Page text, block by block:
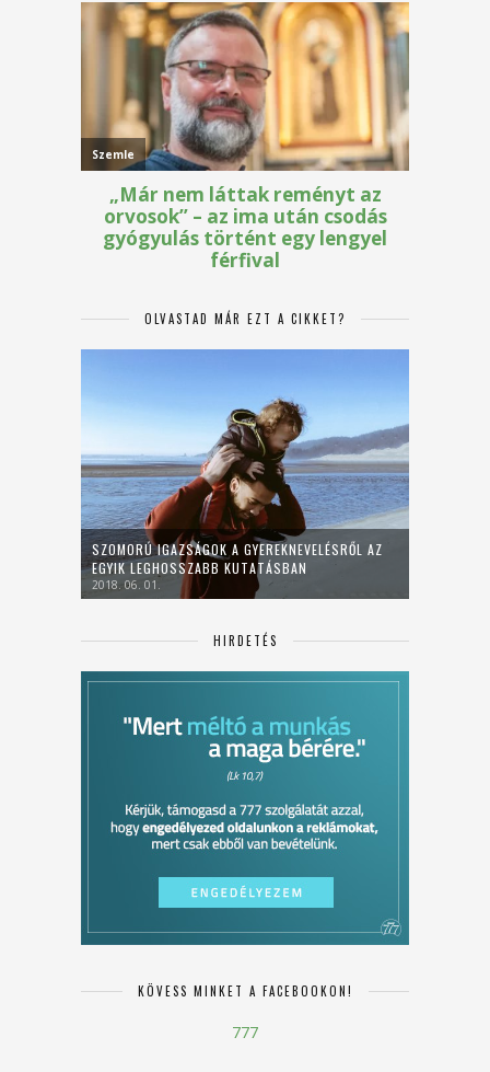
OLVASTAD MÁR EZT A CIKKET?
SZOMORÚ IGAZSÁGOK A GYEREKNEVELÉSRŐL AZ
EGYIK LEGHOSSZABB KUTATÁSBAN
2018. 06. 01.
HIRDETÉS
KÖVESS MINKET A FACEBOOKON!
777